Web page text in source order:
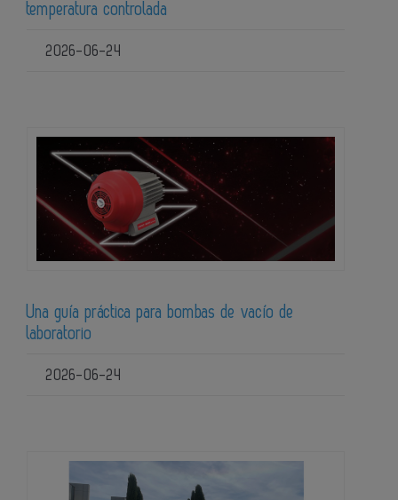
temperatura controlada
2026-06-24
Una guía práctica para bombas de vacío de
laboratorio
2026-06-24